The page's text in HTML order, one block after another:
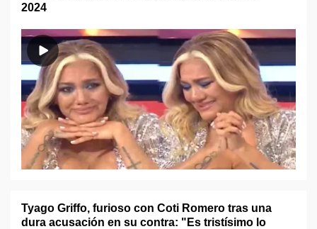
2024
Tyago Griffo, furioso con Coti Romero tras una
dura acusación en su contra: "Es tristísimo lo